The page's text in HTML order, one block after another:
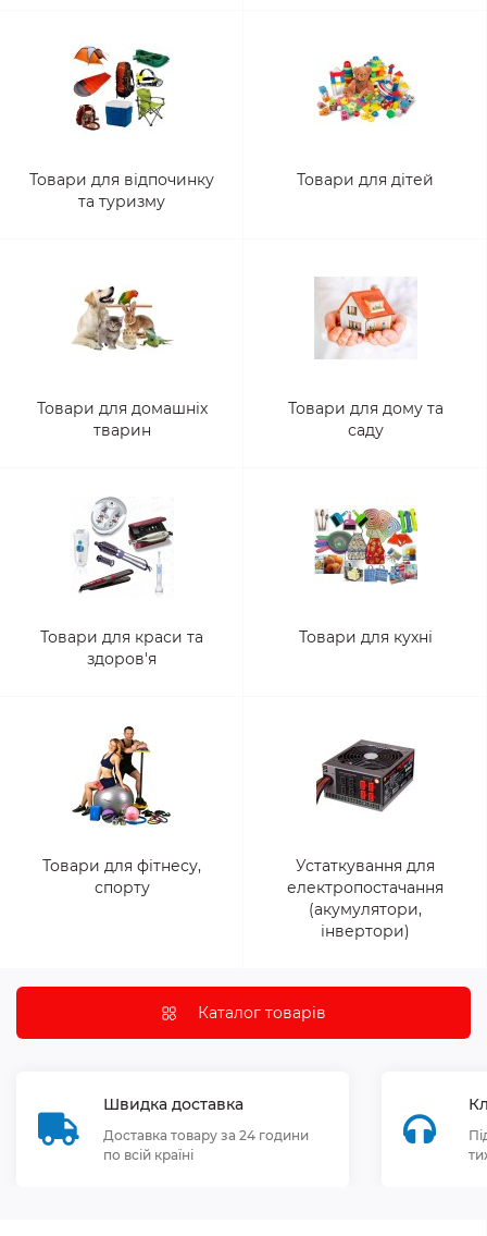
Товари для відпочинку
та туризму
Товари для дітей
Товари для домашніх
тварин
Товари для дому та
саду
Товари для краси та
здоров'я
Товари для кухні
Товари для фітнесу,
спорту
Устаткування для
електропостачання
(акумулятори,
інвертори)
Каталог товарів
Швидка доставка
Доставка товару за 24 години
по всій країні